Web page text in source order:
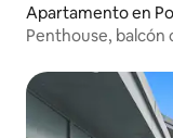
Apartamento en
Penthouse, balcón